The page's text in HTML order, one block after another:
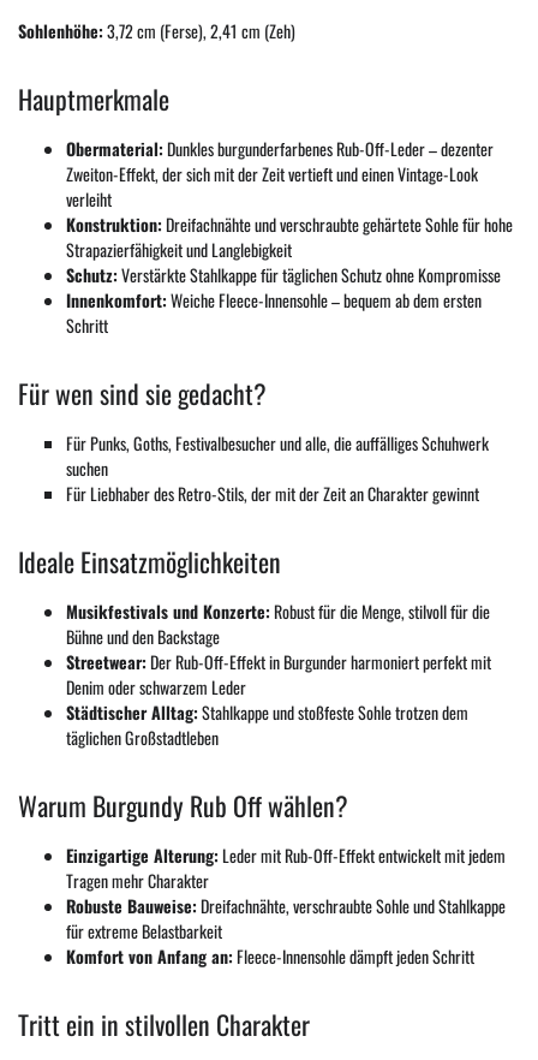
Sohlenhöhe:3,72 cm (Ferse), 2,41 cm (Zeh)
Hauptmerkmale
Obermaterial:Dunkles burgunderfarbenes Rub-Off-Leder – dezenter
Zweiton-Effekt, der sich mit der Zeit vertieft und einen Vintage-Look
verleiht
Konstruktion:Dreifachnähte und verschraubte gehärtete Sohle für hohe
Strapazierfähigkeit und Langlebigkeit
Schutz:Verstärkte Stahlkappe für täglichen Schutz ohne Kompromisse
Innenkomfort:Weiche Fleece-Innensohle – bequem ab dem ersten
Schritt
Für wen sind sie gedacht?
Für Punks, Goths, Festivalbesucher und alle, die auffälliges Schuhwerk
suchen
Für Liebhaber des Retro-Stils, der mit der Zeit an Charakter gewinnt
Ideale Einsatzmöglichkeiten
Musikfestivals und Konzerte:Robust für die Menge, stilvoll für die
Bühne und den Backstage
Streetwear:Der Rub-Off-Effekt in Burgunder harmoniert perfekt mit
Denim oder schwarzem Leder
Städtischer Alltag:Stahlkappe und stoßfeste Sohle trotzen dem
täglichen Großstadtleben
Warum Burgundy Rub Off wählen?
Einzigartige Alterung:Leder mit Rub-Off-Effekt entwickelt mit jedem
Tragen mehr Charakter
Robuste Bauweise:Dreifachnähte, verschraubte Sohle und Stahlkappe
für extreme Belastbarkeit
Komfort von Anfang an:Fleece-Innensohle dämpft jeden Schritt
Tritt ein in stilvollen Charakter